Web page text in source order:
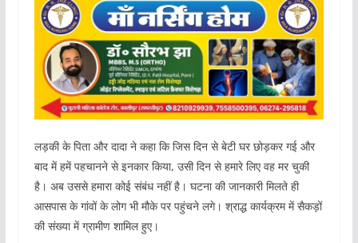
लड़की के पिता और दादा ने कहा कि जिस दिन से बेटी घर छोड़कर गई और
बाद में हमें पहचानने से इनकार किया, उसी दिन से हमारे लिए वह मर चुकी
है। अब उससे हमारा कोई संबंध नहीं है। घटना की जानकारी मिलते ही
आसपास के गांवों के लोग भी मौके पर पहुंचने लगे। श्राद्ध कार्यक्रम में सैकड़ों
की संख्या में ग्रामीण शामिल हुए।